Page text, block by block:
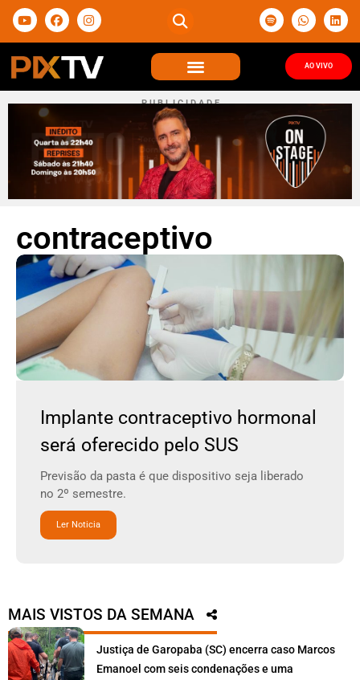
AO VIVO
P U B L I C I D A D E
contraceptivo
Implante contraceptivo hormonal
será oferecido pelo SUS
Previsão da pasta é que dispositivo seja liberado
no 2º semestre.
Ler Noticia
MAIS VISTOS DA SEMANA
Justiça de Garopaba (SC) encerra caso Marcos
Emanoel com seis condenações e uma